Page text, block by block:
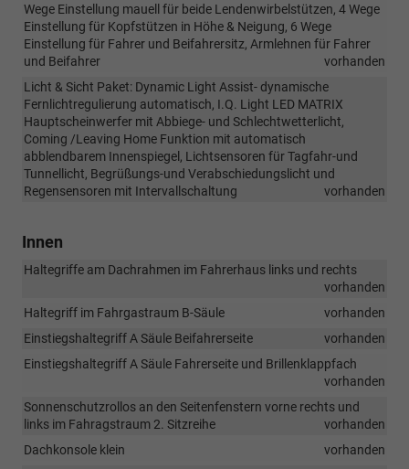
Wege Einstellung mauell für beide Lendenwirbelstützen, 4 Wege
Einstellung für Kopfstützen in Höhe & Neigung, 6 Wege
Einstellung für Fahrer und Beifahrersitz, Armlehnen für Fahrer
und Beifahrer
vorhanden
Licht & Sicht Paket: Dynamic Light Assist- dynamische
Fernlichtregulierung automatisch, I.Q. Light LED MATRIX
Hauptscheinwerfer mit Abbiege- und Schlechtwetterlicht,
Coming /Leaving Home Funktion mit automatisch
abblendbarem Innenspiegel, Lichtsensoren für Tagfahr-und
Tunnellicht, Begrüßungs-und Verabschiedungslicht und
Regensensoren mit Intervallschaltung
vorhanden
Innen
Haltegriffe am Dachrahmen im Fahrerhaus links und rechts
vorhanden
Haltegriff im Fahrgastraum B-Säule
vorhanden
Einstiegshaltegriff A Säule Beifahrerseite
vorhanden
Einstiegshaltegriff A Säule Fahrerseite und Brillenklappfach
vorhanden
Sonnenschutzrollos an den Seitenfenstern vorne rechts und
links im Fahragstraum 2. Sitzreihe
vorhanden
Dachkonsole klein
vorhanden